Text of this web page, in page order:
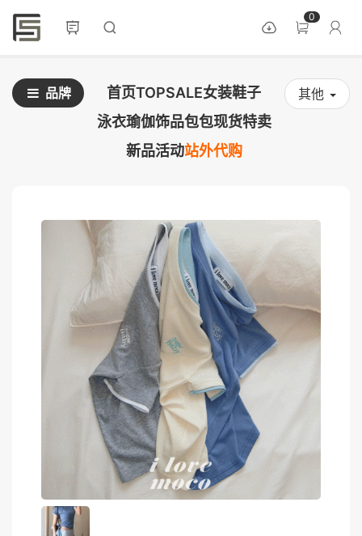
0
品牌 首页TOPSALE女装鞋子
泳衣瑜伽饰品包包现货特卖
新品活动站外代购
其他